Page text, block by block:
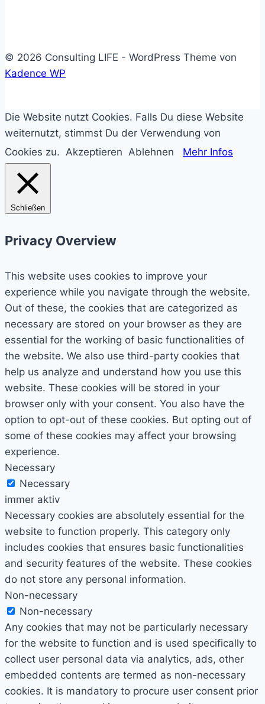
© 2026 Consulting LIFE - WordPress Theme von
Kadence WP
Die Website nutzt Cookies. Falls Du diese Website
weiternutzt, stimmst Du der Verwendung von
Cookies zu. Akzeptieren Ablehnen Mehr Infos
Schließen
Privacy Overview
This website uses cookies to improve your
experience while you navigate through the website.
Out of these, the cookies that are categorized as
necessary are stored on your browser as they are
essential for the working of basic functionalities of
the website. We also use third-party cookies that
help us analyze and understand how you use this
website. These cookies will be stored in your
browser only with your consent. You also have the
option to opt-out of these cookies. But opting out of
some of these cookies may affect your browsing
experience.
Necessary
Necessary
immer aktiv
Necessary cookies are absolutely essential for the
website to function properly. This category only
includes cookies that ensures basic functionalities
and security features of the website. These cookies
do not store any personal information.
Non-necessary
Non-necessary
Any cookies that may not be particularly necessary
for the website to function and is used specifically to
collect user personal data via analytics, ads, other
embedded contents are termed as non-necessary
cookies. It is mandatory to procure user consent prior